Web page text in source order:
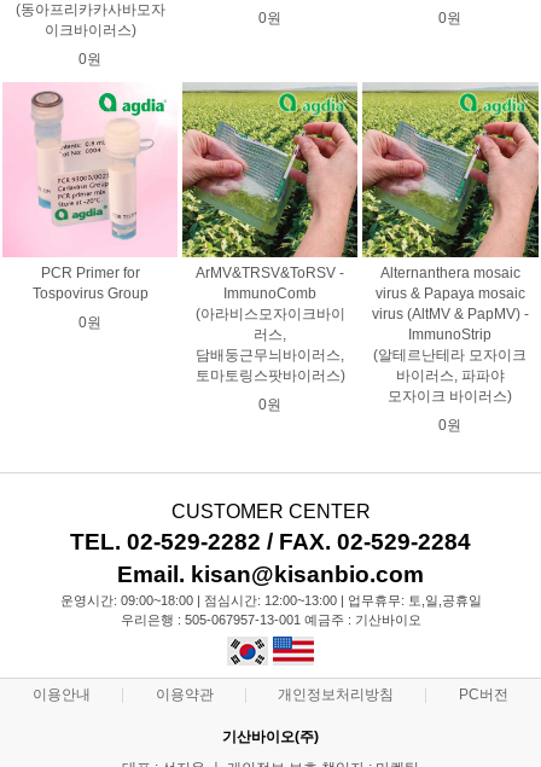
(동아프리카카사바모자
이크바이러스)
0원
0원
0원
PCR Primer for
Tospovirus Group
0원
ArMV&TRSV&ToRSV -
ImmunoComb
(아라비스모자이크바이
러스,
담배둥근무늬바이러스,
토마토링스팟바이러스)
0원
Alternanthera mosaic
virus & Papaya mosaic
virus (AltMV & PapMV) -
ImmunoStrip
(알테르난테라 모자이크
바이러스, 파파야
모자이크 바이러스)
0원
CUSTOMER CENTER
TEL. 02-529-2282 / FAX. 02-529-2284
Email. kisan@kisanbio.com
운영시간: 09:00~18:00 | 점심시간: 12:00~13:00 | 업무휴무: 토,일,공휴일
우리은행 : 505-067957-13-001 예금주 : 기산바이오
이용안내 이용약관 개인정보처리방침 PC버전
기산바이오(주)